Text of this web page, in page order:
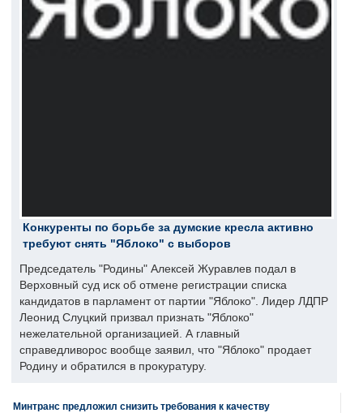
Конкуренты по борьбе за думские кресла активно
требуют снять "Яблоко" с выборов
Председатель "Родины" Алексей Журавлев подал в
Верховный суд иск об отмене регистрации списка
кандидатов в парламент от партии "Яблоко". Лидер ЛДПР
Леонид Слуцкий призвал признать "Яблоко"
нежелательной организацией. А главный
справедливорос вообще заявил, что "Яблоко" продает
Родину и обратился в прокуратуру.
Минтранс предложил снизить требования к качеству